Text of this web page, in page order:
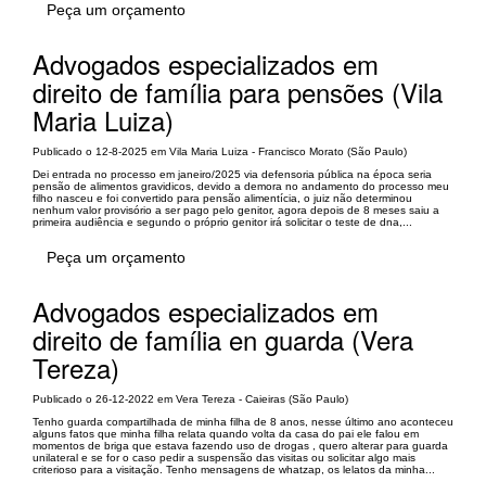
Peça um orçamento
Advogados especializados em
direito de família para pensões (Vila
Maria Luiza)
Publicado o 12-8-2025 em Vila Maria Luiza - Francisco Morato (São Paulo)
Dei entrada no processo em janeiro/2025 via defensoria pública na época seria
pensão de alimentos gravidicos, devido a demora no andamento do processo meu
filho nasceu e foi convertido para pensão alimentícia, o juiz não determinou
nenhum valor provisório a ser pago pelo genitor, agora depois de 8 meses saiu a
primeira audiência e segundo o próprio genitor irá solicitar o teste de dna,...
Peça um orçamento
Advogados especializados em
direito de família en guarda (Vera
Tereza)
Publicado o 26-12-2022 em Vera Tereza - Caieiras (São Paulo)
Tenho guarda compartilhada de minha filha de 8 anos, nesse último ano aconteceu
alguns fatos que minha filha relata quando volta da casa do pai ele falou em
momentos de briga que estava fazendo uso de drogas , quero alterar para guarda
unilateral e se for o caso pedir a suspensão das visitas ou solicitar algo mais
criterioso para a visitação. Tenho mensagens de whatzap, os lelatos da minha...